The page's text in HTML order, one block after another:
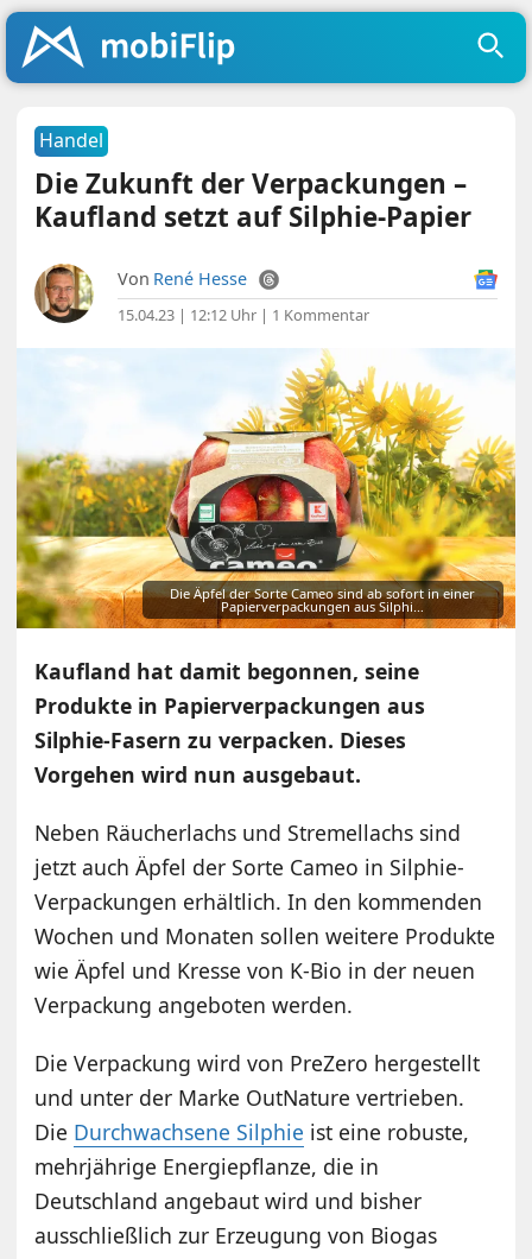
Handel
Die Zukunft der Verpackungen –
Kaufland setzt auf Silphie-Papier
Von René Hesse
15.04.23 | 12:12 Uhr | 1 Kommentar
Die Äpfel der Sorte Cameo sind ab sofort in einer
Papierverpackungen aus Silphi…
Kaufland hat damit begonnen, seine
Produkte in Papierverpackungen aus
Silphie-Fasern zu verpacken. Dieses
Vorgehen wird nun ausgebaut.
Neben Räucherlachs und Stremellachs sind
jetzt auch Äpfel der Sorte Cameo in Silphie-
Verpackungen erhältlich. In den kommenden
Wochen und Monaten sollen weitere Produkte
wie Äpfel und Kresse von K-Bio in der neuen
Verpackung angeboten werden.
Die Verpackung wird von PreZero hergestellt
und unter der Marke OutNature vertrieben.
Die Durchwachsene Silphie ist eine robuste,
mehrjährige Energiepflanze, die in
Deutschland angebaut wird und bisher
ausschließlich zur Erzeugung von Biogas